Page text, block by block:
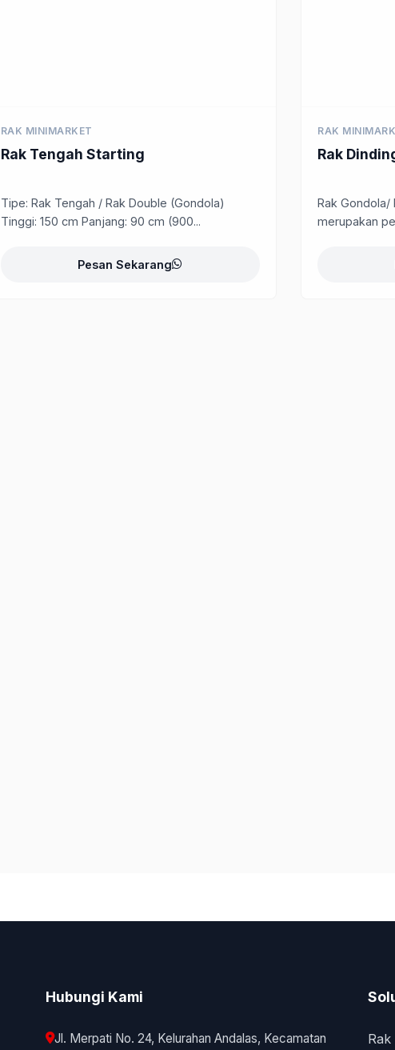
RAK MINIMARKET
Rak Tengah Starting
Tipe: Rak Tengah / Rak Double (Gondola)
Tinggi: 150 cm Panjang: 90 cm (900...
Pesan Sekarang
RAK
Rak
Rak Gondola/
merupakan
Hubungi Kami
Jl. Merpati No. 24, Kelurahan Andalas, Kecamatan